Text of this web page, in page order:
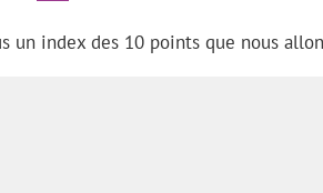
un index des 10 points que nous